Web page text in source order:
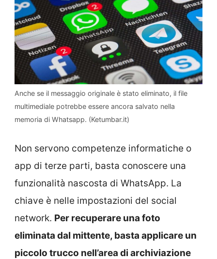
Anche se il messaggio originale è stato eliminato, il file
multimediale potrebbe essere ancora salvato nella
memoria di Whatsapp. (Ketumbar.it)
Non servono competenze informatiche o
app di terze parti, basta conoscere una
funzionalità nascosta di WhatsApp. La
chiave è nelle impostazioni del social
network. Per recuperare una foto
eliminata dal mittente, basta applicare un
piccolo trucco nell’area di archiviazione